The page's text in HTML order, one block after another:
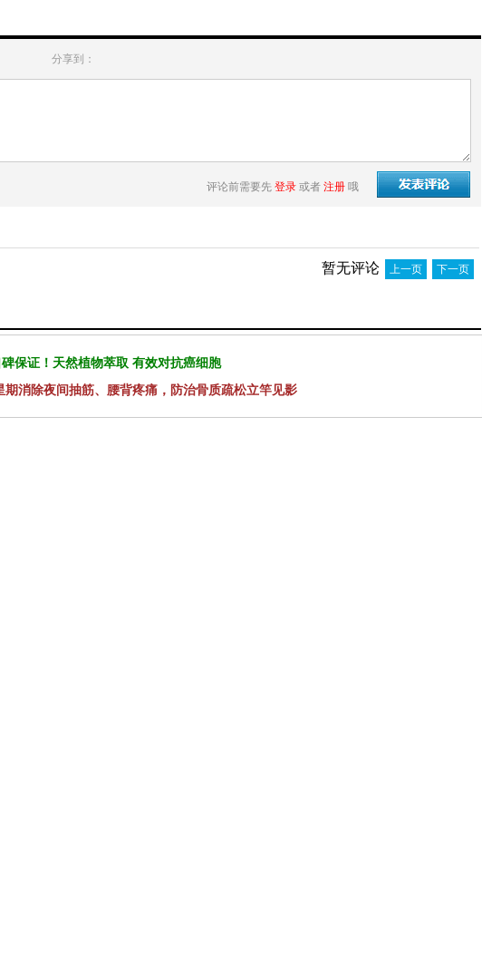
分享到：
评论前需要先 登录 或者 注册 哦
暂无评论 上一页 下一页
保证！天然植物萃取 有效对抗癌细胞
期消除夜间抽筋、腰背疼痛，防治骨质疏松立竿见影